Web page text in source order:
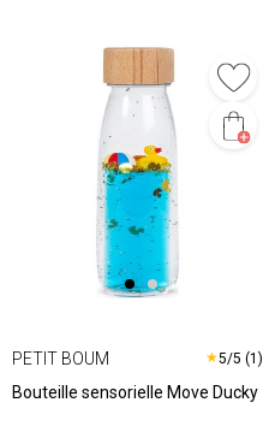
PETIT BOUM ★5/5 (1)
Bouteille sensorielle Move Ducky